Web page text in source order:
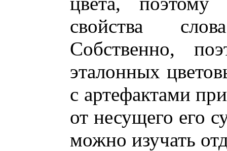
свойства
Собственно,
эталонных
с артефактами
от несущего его
можно изучать